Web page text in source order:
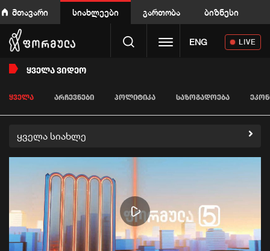
მთავარი სიახლეები გართობა ბიზნესი
Toggle navigation
ENG LIVE
ᲧᲕᲔᲚᲐ ᲕᲘᲓᲔᲝ
ᲧᲕᲔᲚᲐ ᲐᲠᲩᲔᲕᲜᲔᲑᲘ ᲞᲝᲚᲘᲢᲘᲙᲐ ᲡᲐᲖᲝᲒᲐᲓᲝᲔᲑᲐ
ყველა სიახლე